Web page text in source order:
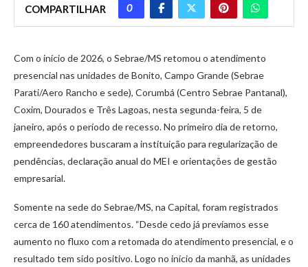
COMPARTILHAR 0
Com o início de 2026, o Sebrae/MS retomou o atendimento
presencial nas unidades de Bonito, Campo Grande (Sebrae
Parati/Aero Rancho e sede), Corumbá (Centro Sebrae Pantanal),
Coxim, Dourados e Três Lagoas, nesta segunda-feira, 5 de
janeiro, após o período de recesso. No primeiro dia de retorno,
empreendedores buscaram a instituição para regularização de
pendências, declaração anual do MEI e orientações de gestão
empresarial.
Somente na sede do Sebrae/MS, na Capital, foram registrados
cerca de 160 atendimentos. “Desde cedo já prevíamos esse
aumento no fluxo com a retomada do atendimento presencial, e o
resultado tem sido positivo. Logo no início da manhã, as unidades